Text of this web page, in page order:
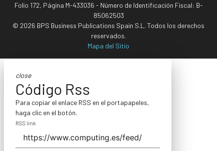
Folio 172, Página M-433036 - Número de Identificación Fiscal: B-
85062503
© 2026 BPS Business Publications Spain S.L. Todos los derechos
reservados.
Mapa del Sitio
close
Código Rss
Para copiar el enlace RSS en el portapapeles,
haga clic en el botón.
RSS link